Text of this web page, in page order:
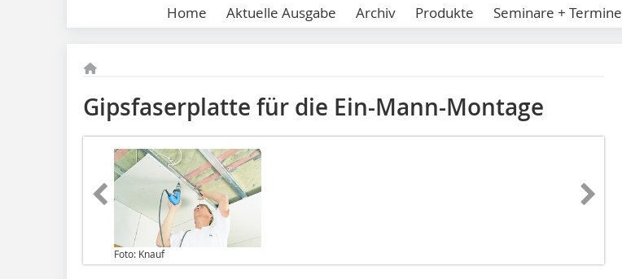
Home Aktuelle Ausgabe Archiv Produkte Seminare + Termine
Gipsfaserplatte für die Ein-Mann-Montage
Foto: Knauf